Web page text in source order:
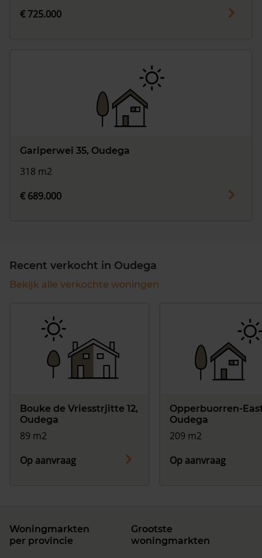
€ 725.000
Gariperwei 35, Oudega
318 m2
€ 689.000
Recent verkocht in Oudega
Bekijk alle verkochte woningen
Bouke de Vriesstrjitte 12,
Oudega
89 m2
Op aanvraag
Opperbuorren-
Oudega
209 m2
Op aanvraag
Woningmarkten
per provincie
Grootste
woningmarkten